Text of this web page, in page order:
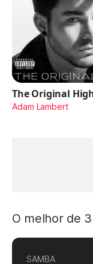
The Original
Adam Lambert
O melhor de
SAMBA